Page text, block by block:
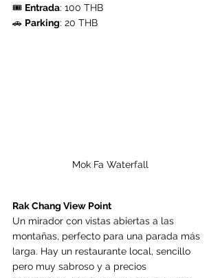
🎟️ Entrada: 100 THB
🚗 Parking: 20 THB
Mok Fa Waterfall
Rak Chang View Point
Un mirador con vistas abiertas a las
montañas, perfecto para una parada más
larga. Hay un restaurante local, sencillo
pero muy sabroso y a precios